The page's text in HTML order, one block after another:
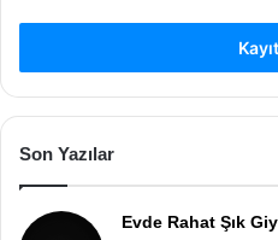
Son Yazılar
Evde Rahat Şık